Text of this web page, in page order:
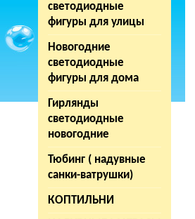
светодиодные
фигуры для улицы
Новогодние
светодиодные
фигуры для дома
Гирлянды
светодиодные
новогодние
Тюбинг ( надувные
санки-ватрушки)
КОПТИЛЬНИ